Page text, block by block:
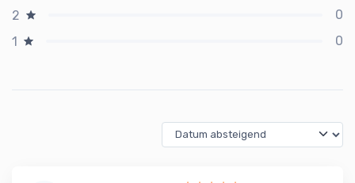
2
0
1
0